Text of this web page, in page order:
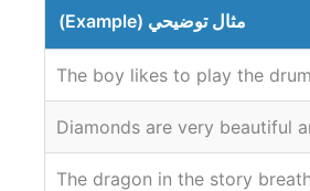
مثال توضيحي (Example)